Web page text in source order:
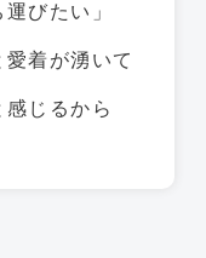
びたい」
愛着が湧いて
じるから